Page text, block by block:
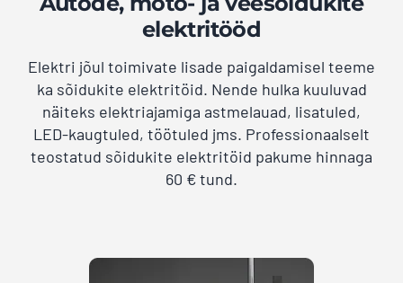
elektritööd
Elektri jõul toimivate lisade paigaldamisel teeme
ka sõidukite elektritöid. Nende hulka kuuluvad
näiteks elektriajamiga astmelauad, lisatuled,
LED-kaugtuled, töötuled jms. Professionaalselt
teostatud sõidukite elektritöid pakume hinnaga
60 € tund.